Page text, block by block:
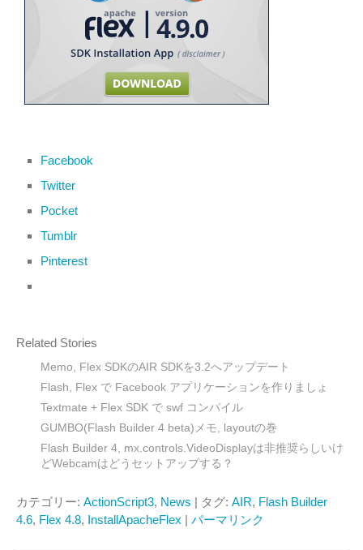
Facebook
Twitter
Pocket
Tumblr
Pinterest
Related Stories
Memo, Flex SDKのAIR SDKを3.2へアップデート
Flash, Flex で Facebook アプリケーションを作りましょ
Textmate + Flex SDK で swf コンパイル
GUMBO(Flash Builder 4 beta)メモ, layoutの巻
Flash Builder 4, mx.controls.VideoDisplayは非推奨らしいけ
どWebcamはどうセットアップする？
カテゴリー: ActionScript3, News | タグ: AIR, Flash Builder
4.6, Flex 4.8, InstallApacheFlex | パーマリンク